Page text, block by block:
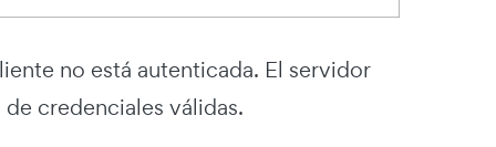
no está autenticada. El servidor
credenciales válidas.